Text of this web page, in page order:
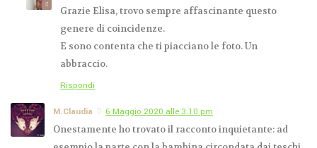
Grazie Elisa, trovo sempre affascinante questo
genere di coincidenze.
E sono contenta che ti piacciano le foto. Un
abbraccio.
Rispondi
M.Claudia
6 Maggio 2020 alle 3:10 pm
Onestamente ho trovato il racconto inquietante: ad